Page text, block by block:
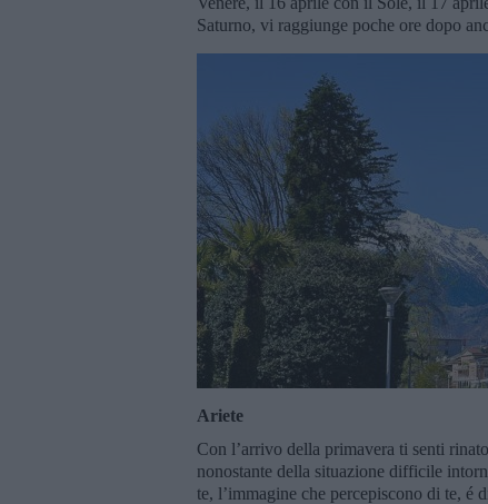
Saturno, vi raggiunge poche ore dopo
Ariete
Con l’arrivo della primavera ti senti
nonostante della situazione difficile
te, l’immagine che percepiscono di te, é